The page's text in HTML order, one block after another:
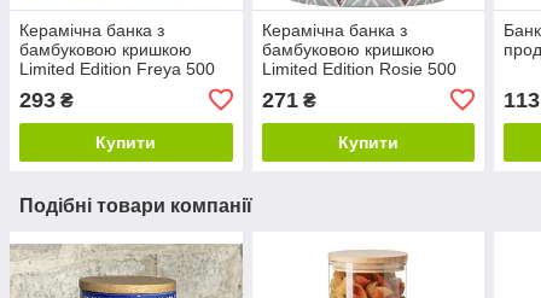
Керамічна банка з
бамбуковою кришкою
Limited Edition Freya 500
293 ₴
Купити
Керамічна банка з
бамбуковою кришкою
Limited Edition Rosie 500
271₴
Купити
113
Подібні товари компанії